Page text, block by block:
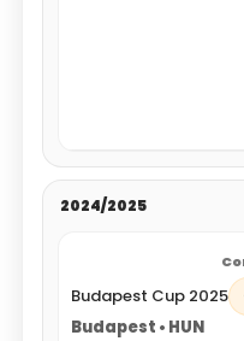
2024/2025
Budapest Cup 2025
Budapest • HUN